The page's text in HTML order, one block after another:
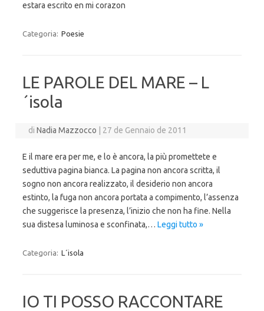
estara escrito en mi corazon
Categoria: Poesie
LE PAROLE DEL MARE – L
´isola
diNadia Mazzocco 27 de Gennaio de 2011
E il mare era per me, e lo è ancora, la più promettete e
seduttiva pagina bianca. La pagina non ancora scritta, il
sogno non ancora realizzato, il desiderio non ancora
estinto, la fuga non ancora portata a compimento, l’assenza
che suggerisce la presenza, l’inizio che non ha fine. Nella
sua distesa luminosa e sconfinata,… Leggi tutto »
Categoria: L´isola
IO TI POSSO RACCONTARE